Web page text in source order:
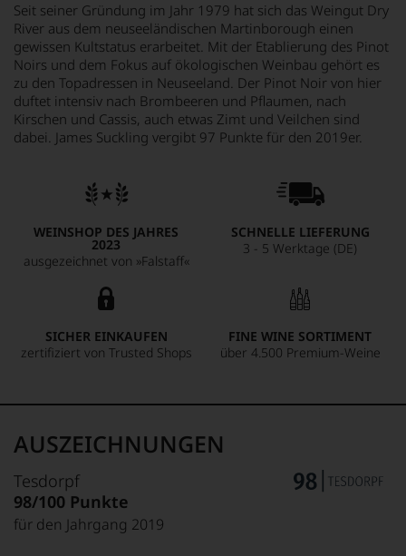
Seit seiner Gründung im Jahr 1979 hat sich das Weingut Dry
River aus dem neuseeländischen Martinborough einen
gewissen Kultstatus erarbeitet. Mit der Etablierung des Pinot
Noirs und dem Fokus auf ökologischen Weinbau gehört es
zu den Topadressen in Neuseeland. Der Pinot Noir von hier
duftet intensiv nach Brombeeren und Pflaumen, nach
Kirschen und Cassis, auch etwas Zimt und Veilchen sind
dabei. James Suckling vergibt 97 Punkte für den 2019er.
WEINSHOP DES JAHRES
2023
ausgezeichnet von »Falstaff«
SCHNELLE LIEFERUNG
3 - 5 Werktage (DE)
SICHER EINKAUFEN
zertifiziert von Trusted Shops
FINE WINE SORTIMENT
über 4.500 Premium-Weine
AUSZEICHNUNGEN
Tesdorpf
98/100 Punkte
für den Jahrgang 2019